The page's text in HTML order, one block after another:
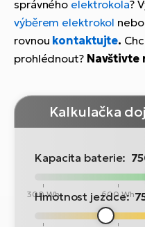
správného elektrokola?
výběrem elektrokol
rovnou kontaktujte.
prohlédnout? Navštivte
Kalkulačka
Kapacita baterie:
300 Wh 600 Wh
Hmotnost jezdce: